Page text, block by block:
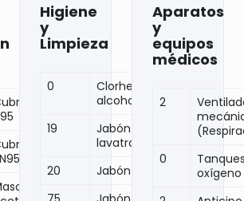
de
Higiene
y
Limpieza
0
Clorhexidina de
alcohol
19
Jabón
lavatrastes
20
Jabón líquido
Aparatos
y
equipos
médicos
2
0
oxígeno